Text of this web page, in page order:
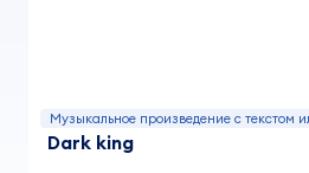
Музыкальное произведение с текстом
Dark king